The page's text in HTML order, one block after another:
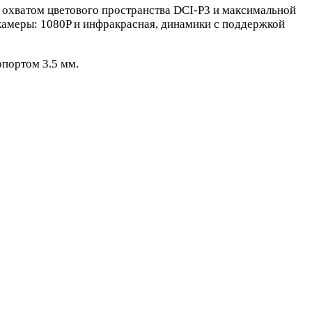
цветового пространства DCI-P3 и максимальной
1080P и инфракрасная, динамики с поддержкой
3.5 мм.